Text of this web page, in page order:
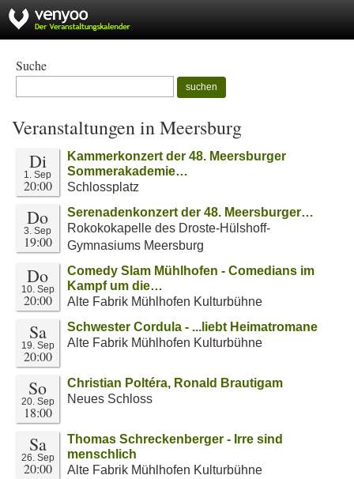
Suche
suchen
Veranstaltungen in Meersburg
Di
1. Sep
20:00
Kammerkonzert der 48. Meersburger
Sommerakademie…
Schlossplatz
Do
3. Sep
19:00
Serenadenkonzert der 48. Meersburger…
Rokokokapelle des Droste-Hülshoff-
Gymnasiums Meersburg
Do
10. Sep
20:00
Comedy Slam Mühlhofen - Comedians im
Kampf um die…
Alte Fabrik Mühlhofen Kulturbühne
Sa
19. Sep
20:00
Schwester Cordula - ...liebt Heimatromane
Alte Fabrik Mühlhofen Kulturbühne
So
20. Sep
18:00
Christian Poltéra, Ronald Brautigam
Neues Schloss
Sa
26. Sep
20:00
Thomas Schreckenberger - Irre sind
menschlich
Alte Fabrik Mühlhofen Kulturbühne